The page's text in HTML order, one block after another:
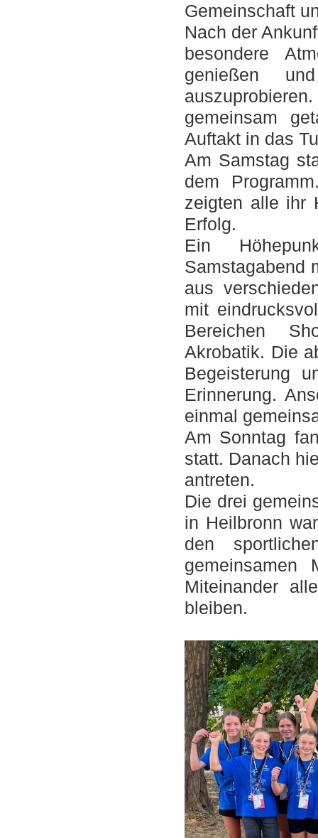
Gemeinschaft
Nach der
besondere
genießen
gemeinsam
Auftakt in das
Am Samstag
dem
zeigten alle ihr
Erfolg.
Ein
Samstagabend
aus
mit
Bereichen
Akrobatik. Die
Begeisterung
Erinnerung.
einmal
Am Sonntag
statt. Danach
antreten.
Die drei
in Heilbronn
den
gemeinsamen
Miteinander
bleiben.